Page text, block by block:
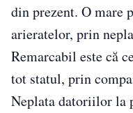
din prezent. O mare
arieratelor, prin
Remarcabil este că
tot statul, prin
Neplata datoriilor la